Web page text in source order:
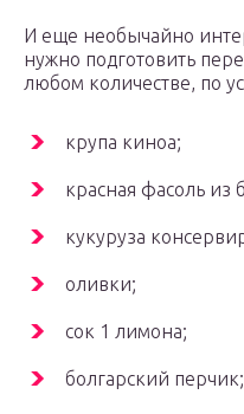
И еще необычайно
нужно подготовить
любом количестве, по
крупа киноа;
красная фасоль из
кукуруза
оливки;
сок 1 лимона;
болгарский перчик;